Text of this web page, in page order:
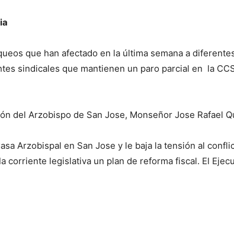
que han afectado en la última semana a
sindicales que mantienen un paro parcial en la
del Arzobispo de San Jose, Monseñor Jose Rafael
Arzobispal en San Jose y le baja la tensión al
corriente legislativa un plan de reforma fiscal. El